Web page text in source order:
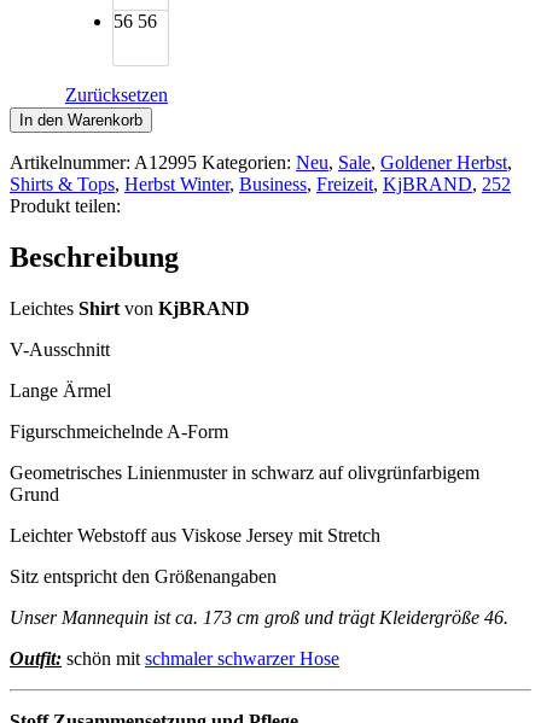
56 56
Zurücksetzen
KjBRAND
Shirt
oliv
A-
Linie
Muster
Menge
In den Warenkorb
Artikelnummer: A12995 Kategorien: Neu, Sale, Goldener Herbst,
Shirts & Tops, Herbst Winter, Business, Freizeit, KjBRAND, 252
Produkt teilen:
Beschreibung
Leichtes Shirt von KjBRAND
V-Ausschnitt
Lange Ärmel
Figurschmeichelnde A-Form
Geometrisches Linienmuster in schwarz auf olivgrünfarbigem
Grund
Leichter Webstoff aus Viskose Jersey mit Stretch
Sitz entspricht den Größenangaben
Unser Mannequin ist ca. 173 cm groß und trägt Kleidergröße 46.
Outfit: schön mit schmaler schwarzer Hose